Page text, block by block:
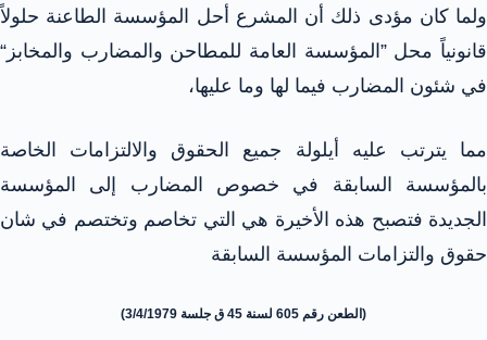
ولما كان مؤدى ذلك أن المشرع أحل المؤسسة الطاعنة حلولاً
قانونياً محل ”المؤسسة العامة للمطاحن والمضارب والمخابز“
في شئون المضارب فيما لها وما عليها،
مما يترتب عليه أيلولة جميع الحقوق والالتزامات الخاصة
بالمؤسسة السابقة في خصوص المضارب إلى المؤسسة
الجديدة فتصبح هذه الأخيرة هي التي تخاصم وتختصم في شان
حقوق والتزامات المؤسسة السابقة
(الطعن رقم 605 لسنة 45 ق جلسة 3/4/1979)